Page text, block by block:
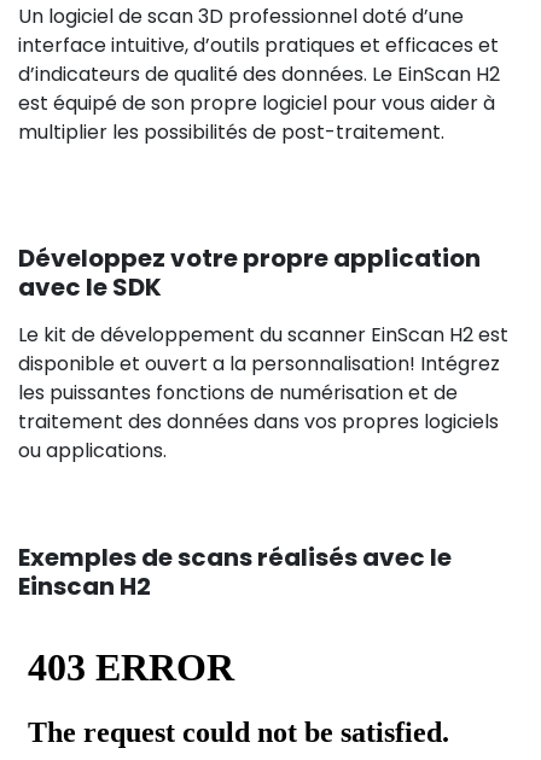
Un logiciel de scan 3D professionnel doté d’une
interface intuitive, d’outils pratiques et efficaces et
d’indicateurs de qualité des données. Le EinScan H2
est équipé de son propre logiciel pour vous aider à
multiplier les possibilités de post-traitement.
Développez votre propre application
avec le SDK
Le kit de développement du scanner EinScan H2 est
disponible et ouvert a la personnalisation! Intégrez
les puissantes fonctions de numérisation et de
traitement des données dans vos propres logiciels
ou applications.
Exemples de scans réalisés avec le
Einscan H2